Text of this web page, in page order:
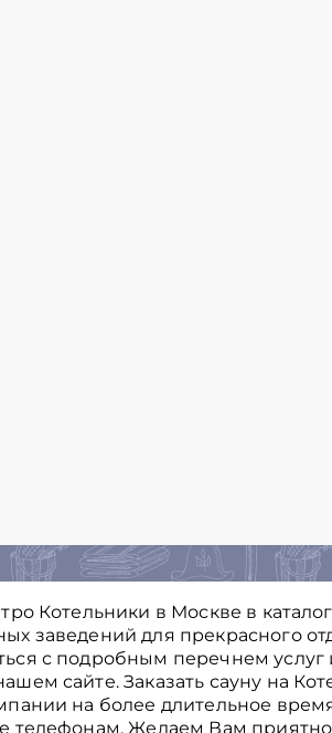
Котельники в Москве в
заведений для прекрасного
с подробным перечнем услуг
сайте. Заказать сауну на
на более длительное
телефонам. Желаем Вам